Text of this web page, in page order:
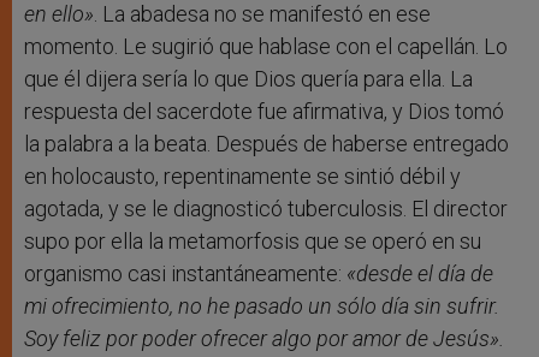
en ello». La abadesa no se manifestó en ese
momento. Le sugirió que hablase con el capellán. Lo
que él dijera sería lo que Dios quería para ella. La
respuesta del sacerdote fue afirmativa, y Dios tomó
la palabra a la beata. Después de haberse entregado
en holocausto, repentinamente se sintió débil y
agotada, y se le diagnosticó tuberculosis. El director
supo por ella la metamorfosis que se operó en su
organismo casi instantáneamente: «desde el día de
mi ofrecimiento, no he pasado un sólo día sin sufrir.
Soy feliz por poder ofrecer algo por amor de Jesús».